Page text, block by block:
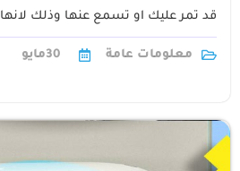
قد تمر عليك او تسمع عنها وذلك لانها1
معلومات عامة 30مايو